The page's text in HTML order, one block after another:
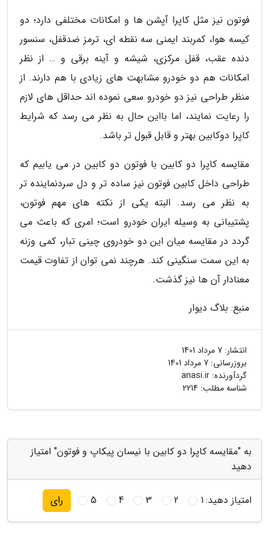
فوتون نیز مثل کاپرا آپشن ها و امکانات مختلفی دارد؛ دو
کیسه هوا، کمربند ایمنی سه نقطه ای، ترمز ضدقفل، سنسور
دنده عقب، قفل مرکزی، شیشه و آینه برقی و … از نظر
امکانات هم دو خودرو مشابهت های زیادی با هم دارند. از
منظر طراحی نیز دو خودرو سعی نموده اند حداقل های لازم
را رعایت نمایند، اما بااین حال به نظر می رسد که شرایط
کاپرا دوکابین بهتر و قابل قبول تر باشد.
مقایسه کاپرا دو کابین با فوتون دو کابین در می یابیم که
طراحی داخل کابین فوتون نیز ساده تر و دل سردنماینده تر
به نظر می رسد. البته یکی از نکته های مهم فوتون،
پشتیبانی به وسیله ایران خودرو است؛ امری که باعث می
گردد در مقایسه میان این دو خودروی چینی تبار، کمی وزنه
به این سمت سنگینی کند. هرچند نمی توان از تفاوت قیمت
معنادار آن ها نیز گذشت.
منبع: بلاگ دیوار
انتشار: 7 مرداد 1401
بروزرسانی: 7 مرداد 1401
گردآورنده: anasi.ir
شناسه مطلب: 2214
به "مقایسه کاپرا دو کابین با نیسان پیکاپ و فوتون" امتیاز
دهید
امتیاز دهید:1
2
3
4
5 رای